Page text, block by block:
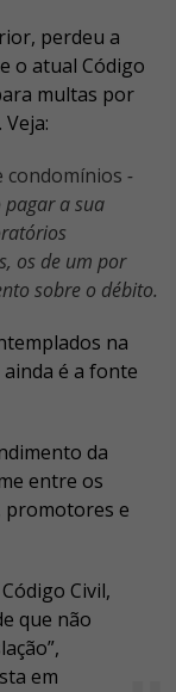
perdeu a
o atual Código
multas por
condomínios -
a sua
os de um por
sobre o débito.
na
ainda é a fonte
da
entre os
promotores e
Civil,
que não
em